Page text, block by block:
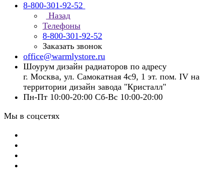
8-800-301-92-52
Назад
Телефоны
8-800-301-92-52
Заказать звонок
office@warmlystore.ru
Шоурум дизайн радиаторов по адресу
г. Москва, ул. Самокатная 4с9, 1 эт. пом. IV на
территории дизайн завода "Кристалл"
Пн-Пт 10:00-20:00 Сб-Вс 10:00-20:00
Мы в соцсетях